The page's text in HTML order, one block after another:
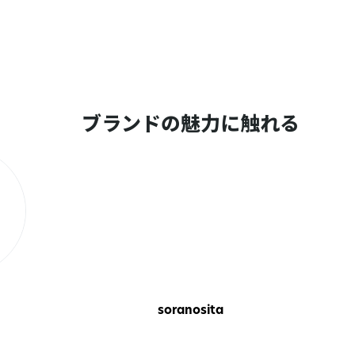
ブランドの魅力に触れる
soranosita